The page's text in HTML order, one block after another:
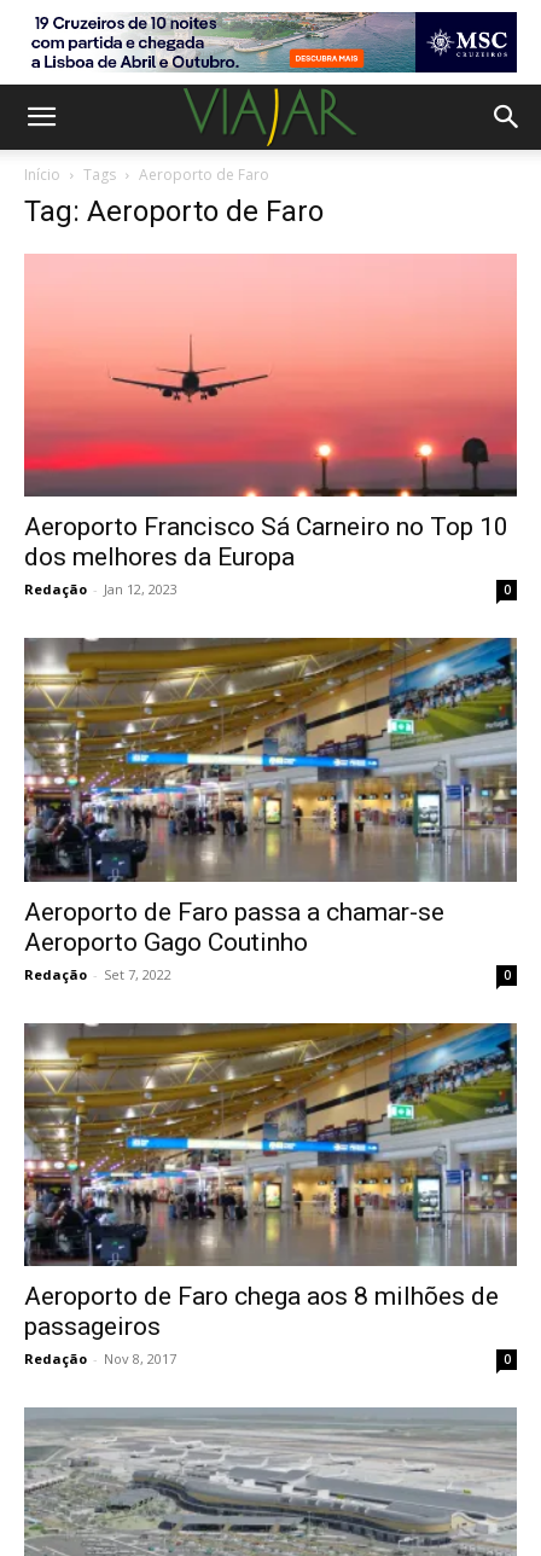
Início Tags Aeroporto de Faro
Tag: Aeroporto de Faro
Aeroporto Francisco Sá Carneiro no Top 10
dos melhores da Europa
Redação - Jan 12, 2023 0
Aeroporto de Faro passa a chamar-se
Aeroporto Gago Coutinho
Redação - Set 7, 2022 0
Aeroporto de Faro chega aos 8 milhões de
passageiros
Redação - Nov 8, 2017 0